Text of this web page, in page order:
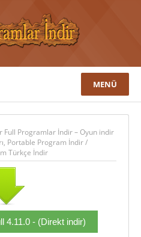
MENÜ
Full Programlar İndir – Oyun indir
, Portable Program İndir/
Türkçe İndir
4.11.0 - (Direkt indir)